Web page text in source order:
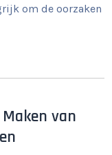
om de oorzaken
van